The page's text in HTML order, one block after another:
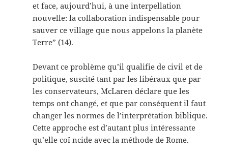
et face, aujourd’hui, à une interpellation
nouvelle: la collaboration indispensable pour
sauver ce village que nous appelons la planète
Terre” (14).
Devant ce problème qu’il qualifie de civil et de
politique, suscité tant par les libéraux que par
les conservateurs, McLaren déclare que les
temps ont changé, et que par conséquent il faut
changer les normes de l’interprétation biblique.
Cette approche est d’autant plus intéressante
qu’elle coï ncide avec la méthode de Rome.